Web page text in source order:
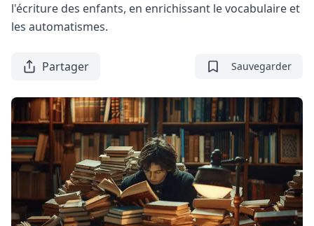
l'écriture des enfants, en enrichissant le vocabulaire et
les automatismes.
Partager Sauvegarder